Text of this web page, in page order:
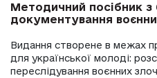
Методичний посібник з
документування
Видання створене в межах
для української молоді:
переслідування воєнних